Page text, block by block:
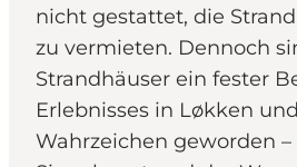
nicht gestattet, die
zu vermieten. Dennoch
Strandhäuser ein fester
Erlebnisses in Løkken
Wahrzeichen geworden